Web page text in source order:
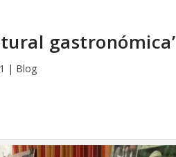
gastronómica’
| Blog